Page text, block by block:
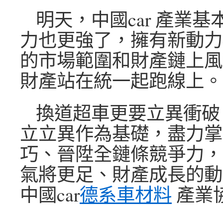
明天，中國car 產業基
力也更強了，擁有新動
的市場範圍和財產鏈上
財產站在統一起跑線上。
換道超車更要立異衝
立立異作為基礎，盡力
巧、晉陞全鏈條競爭力
氣將更足、財產成長的
中國car德系車材料 產業